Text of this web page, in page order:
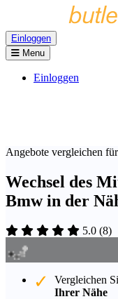
Einloggen
Menu
Einloggen
Angebote vergleichen für
Wechsel des
Bmw in der
5.0 (8)
Vergleichen
Ihrer Nähe